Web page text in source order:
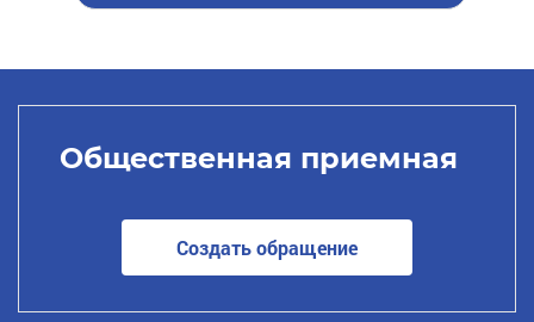
Общественная приемная
Создать обращение